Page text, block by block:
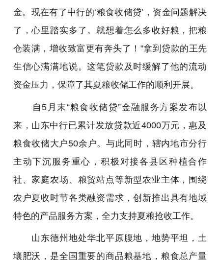
金。现在有了中行的‘粮食收储贷’，资金问题解决
了，心里踏实多了。就想着怎么多收好粮，把粮
仓装满，增收致富更有奔头了！”拿到贷款的王先
生信心满满地说。这笔贷款及时缓解了他的流动
资金压力，保障了其夏粮收储工作的顺利开展。
自5月末“粮食收储贷”金融服务方案发布以
来，山东中行已累计发放贷款近4000万元，惠及
粮食收储大户50余户。与此同时，辖内地市分行
主动下沉服务重心，积极对接各县区种植合作
社、家庭农场、粮贸站点等新型农业主体，围绕
农户夏收时节各类融资需求，创新推出具有地域
特色的产品服务方案，全力支持夏粮抢收工作。
山东德州地处华北平原腹地，地势平坦，土
壤肥沃，是全国重要的商品粮基地，粮食总产量